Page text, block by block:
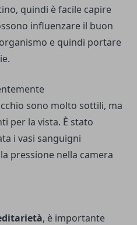
quindi è facile capire
influenzare il buon
e quindi portare
sono molto sottili, ma
per la vista. È stato
i vasi sanguigni
pressione nella camera
, è importante